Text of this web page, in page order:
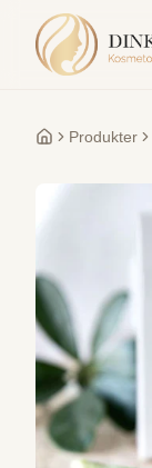
Forside
Produkter